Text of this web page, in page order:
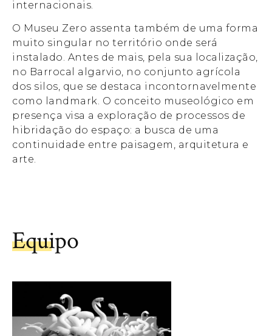
internacionais.
O Museu Zero assenta também de uma forma
muito singular no território onde será
instalado. Antes de mais, pela sua localização,
no Barrocal algarvio, no conjunto agrícola
dos silos, que se destaca incontornavelmente
como landmark. O conceito museológico em
presença visa a exploração de processos de
hibridação do espaço: a busca de uma
continuidade entre paisagem, arquitetura e
arte.
Equipo